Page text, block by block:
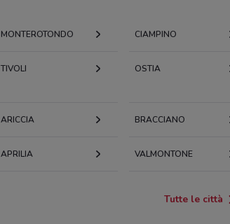
MONTEROTONDO CIAMPINO
TIVOLI OSTIA
ARICCIA BRACCIANO
APRILIA VALMONTONE
Tutte le città